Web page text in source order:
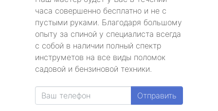
часа совершенно бесплатно и не с
пустыми руками. Благодаря большому
опыту за спиной у специалиста всегда
с собой в наличии полный спектр
инструметов на все виды поломок
садовой и бензиновой техники.
Отправить